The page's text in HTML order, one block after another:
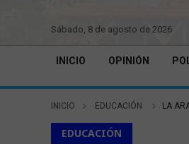
sábado, 8 de agosto de 2026
INICIO OPINIÓN
INICIO EDUCACIÓN LA
EDUCACIÓN